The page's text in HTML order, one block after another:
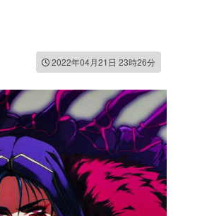
2022年04月21日 23時26分